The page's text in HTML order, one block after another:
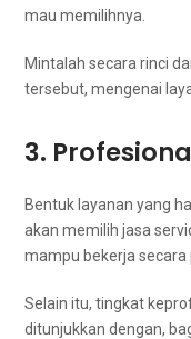
mаu memilihnya.
Mintalah secara rinci
tersebut, mengenai
3.
Bentuk layanan уаng
akan memilih jasa
mаmрu bekerja secara
Sеlаіn itu, tingkat
ditunjukkan dengan,